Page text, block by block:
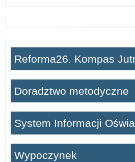
Reforma26. Kompas
Doradztwo metodyczne
System Informacji
Wypoczynek